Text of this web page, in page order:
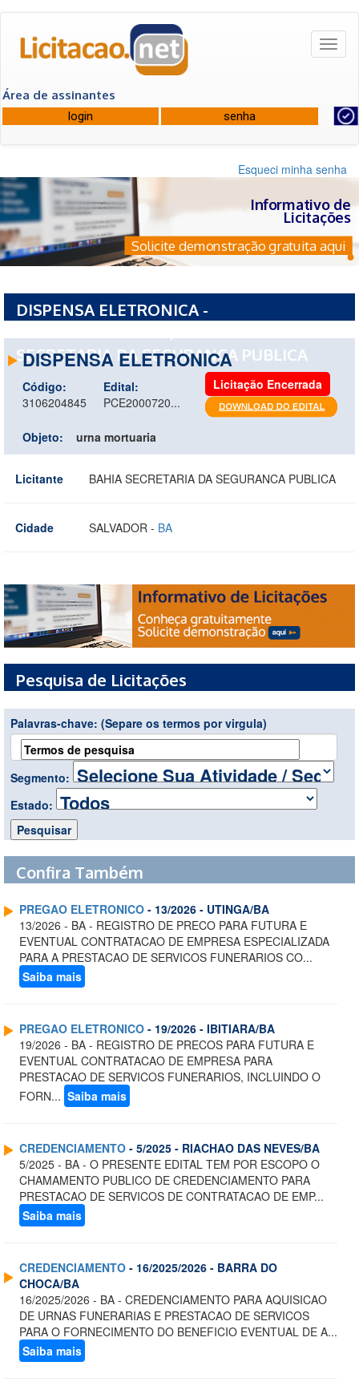
Área de assinantes
Esqueci minha senha
Informativo de
Licitações
Solicite demonstração gratuita aqui
DISPENSA ELETRONICA -
SECRETARIA DA SEGURANCA PUBLICA
DISPENSA ELETRONICA
Código:
3106204845
Edital:
PCE2000720...
Licitação Encerrada
Objeto: urna mortuaria
Licitante BAHIA SECRETARIA DA SEGURANCA PUBLICA
Cidade SALVADOR - BA
Pesquisa de Licitações
Palavras-chave: (Separe os termos por virgula)
Segmento:
Estado:
Confira Também
PREGAO ELETRONICO - 13/2026 - UTINGA/BA
13/2026 - BA - REGISTRO DE PRECO PARA FUTURA E
EVENTUAL CONTRATACAO DE EMPRESA ESPECIALIZADA
PARA A PRESTACAO DE SERVICOS FUNERARIOS CO...
Saiba mais
PREGAO ELETRONICO - 19/2026 - IBITIARA/BA
19/2026 - BA - REGISTRO DE PRECOS PARA FUTURA E
EVENTUAL CONTRATACAO DE EMPRESA PARA
PRESTACAO DE SERVICOS FUNERARIOS, INCLUINDO O
FORN... Saiba mais
CREDENCIAMENTO - 5/2025 - RIACHAO DAS NEVES/BA
5/2025 - BA - O PRESENTE EDITAL TEM POR ESCOPO O
CHAMAMENTO PUBLICO DE CREDENCIAMENTO PARA
PRESTACAO DE SERVICOS DE CONTRATACAO DE EMP...
Saiba mais
CREDENCIAMENTO - 16/2025/2026 - BARRA DO
CHOCA/BA
16/2025/2026 - BA - CREDENCIAMENTO PARA AQUISICAO
DE URNAS FUNERARIAS E PRESTACAO DE SERVICOS
PARA O FORNECIMENTO DO BENEFICIO EVENTUAL DE A...
Saiba mais